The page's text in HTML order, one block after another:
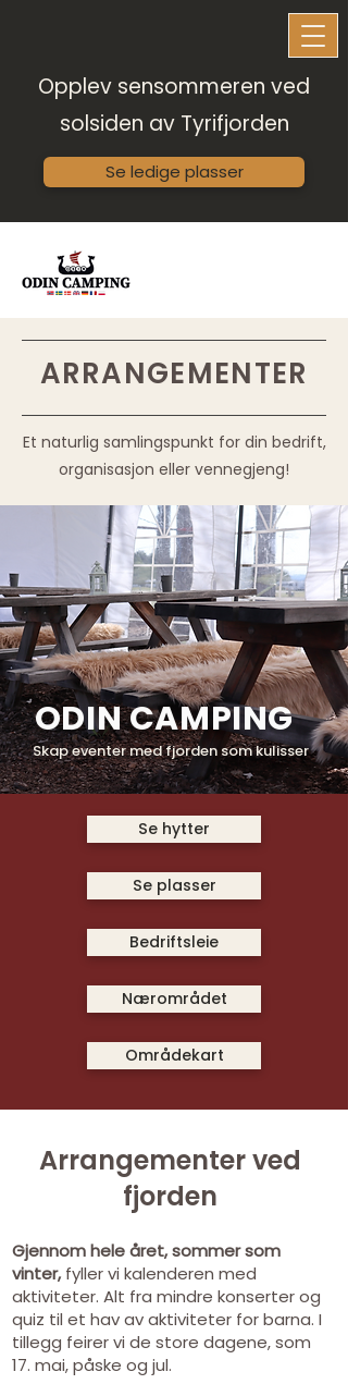
Opplev sensommeren ved
solsiden av Tyrifjorden
Se ledige plasser
ARRANGEMENTER
Et naturlig samlingspunkt for din bedrift,
organisasjon eller vennegjeng!
Skap eventer med fjorden som kulisser
ODIN CAMPING
Se hytter
Se plasser
Bedriftsleie
Nærområdet
Områdekart
Arrangementer ved
fjorden
Gjennom hele året, sommer som
vinter,fyller vi kalenderen med
aktiviteter. Alt fra mindre konserter og
quiz til et hav av aktiviteter for barna. I
tillegg feirer vi de store dagene, som
17. mai, påske og jul.